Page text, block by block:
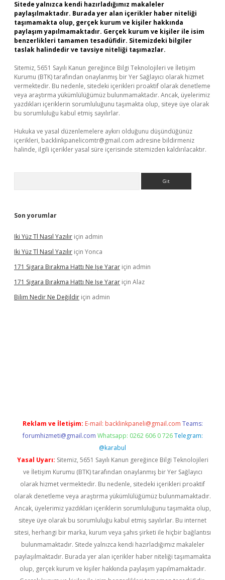
Sitede yalnızca kendi hazırladığımız makaleler
paylaşılmaktadır. Burada yer alan içerikler haber niteliği
taşımamakta olup, gerçek kurum ve kişiler hakkında
paylaşım yapılmamaktadır. Gerçek kurum ve kişiler ile isim
benzerlikleri tamamen tesadüfidir. Sitemizdeki bilgiler
taslak halindedir ve tavsiye niteliği taşımazlar.
Sitemiz, 5651 Sayılı Kanun gereğince Bilgi Teknolojileri ve İletişim
Kurumu (BTK) tarafından onaylanmış bir Yer Sağlayıcı olarak hizmet
vermektedir. Bu nedenle, sitedeki içerikleri proaktif olarak denetleme
veya araştırma yükümlülüğümüz bulunmamaktadır. Ancak, üyelerimiz
yazdıkları içeriklerin sorumluluğunu taşımakta olup, siteye üye olarak
bu sorumluluğu kabul etmiş sayılırlar.
Hukuka ve yasal düzenlemelere aykırı olduğunu düşündüğünüz
içerikleri, backlinkpanelicomtr@gmail.com adresine bildirmeniz
halinde, ilgili içerikler yasal süre içerisinde sitemizden kaldırılacaktır.
Son yorumlar
Iki Yüz Tl Nasıl Yazılır için admin
Iki Yüz Tl Nasıl Yazılır için Yonca
171 Sigara Bırakma Hattı Ne Işe Yarar için admin
171 Sigara Bırakma Hattı Ne Işe Yarar için Alaz
Bilim Nedir Ne Değildir için admin
Reklam ve İletişim: E-mail: backlinkpaneli@gmail.com Teams:
forumhizmeti@gmail.com Whatsapp: 0262 606 0 726 Telegram:
@karabul
Yasal Uyarı: Sitemiz, 5651 Sayılı Kanun gereğince Bilgi Teknolojileri
ve İletişim Kurumu (BTK) tarafından onaylanmış bir Yer Sağlayıcı
olarak hizmet vermektedir. Bu nedenle, sitedeki içerikleri proaktif
olarak denetleme veya araştırma yükümlülüğümüz bulunmamaktadır.
Ancak, üyelerimiz yazdıkları içeriklerin sorumluluğunu taşımakta olup,
siteye üye olarak bu sorumluluğu kabul etmiş sayılırlar. Bu internet
sitesi, herhangi bir marka, kurum veya şahıs şirketi ile hiçbir bağlantısı
bulunmamaktadır. Sitede yalnızca kendi hazırladığımız makaleler
paylaşılmaktadır. Burada yer alan içerikler haber niteliği taşımamakta
olup, gerçek kurum ve kişiler hakkında paylaşım yapılmamaktadır.